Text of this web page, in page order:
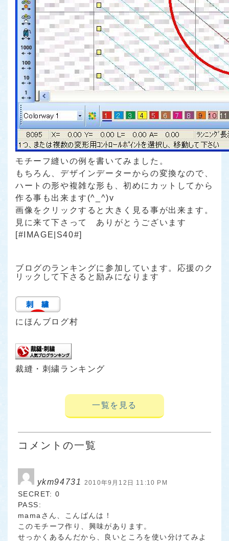
モチーフ縫いの例を書いてみました。
もちろん、デザインデーターからの変換なので、
ハートの形や複雑な形も、初めにカットしてから
作る事も出来ます(^_^)v
画像をクリックすると大きく見る事が出来ます。
見に来て下さって ありがとうございます
[#IMAGE|S40#]
ブログのランキングに参加しています。応援のク
リックして下さると励みになります
にほんブログ村
裁縫・刺繍ランキング
一覧を見る
コメントの一覧
ykm94731 2010年9月12日 11:10 PM
SECRET: 0
PASS:
mamaさん、こんばんは！
このモチーフ作り、興味があります。
せっかくあるんだから、良いところを使い分けてみよ